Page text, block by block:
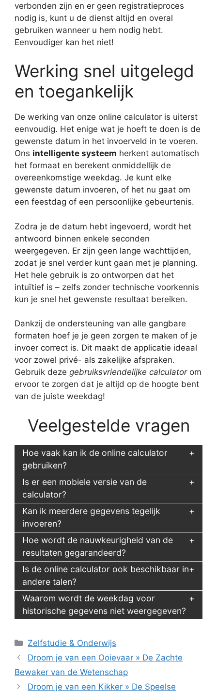
verbonden zijn en er geen registratieproces
nodig is, kunt u de dienst altijd en overal
gebruiken wanneer u hem nodig hebt.
Eenvoudiger kan het niet!
Werking snel uitgelegd
en toegankelijk
De werking van onze online calculator is uiterst
eenvoudig. Het enige wat je hoeft te doen is de
gewenste datum in het invoerveld in te voeren.
Ons intelligente systeem herkent automatisch
het formaat en berekent onmiddellijk de
overeenkomstige weekdag. Je kunt elke
gewenste datum invoeren, of het nu gaat om
een feestdag of een persoonlijke gebeurtenis.
Zodra je de datum hebt ingevoerd, wordt het
antwoord binnen enkele seconden
weergegeven. Er zijn geen lange wachttijden,
zodat je snel verder kunt gaan met je planning.
Het hele gebruik is zo ontworpen dat het
intuïtief is – zelfs zonder technische voorkennis
kun je snel het gewenste resultaat bereiken.
Dankzij de ondersteuning van alle gangbare
formaten hoef je je geen zorgen te maken of je
invoer correct is. Dit maakt de applicatie ideaal
voor zowel privé- als zakelijke afspraken.
Gebruik deze gebruiksvriendelijke calculatorom
ervoor te zorgen dat je altijd op de hoogte bent
van de juiste weekdag!
Veelgestelde vragen
Hoe vaak kan ik de online calculator
gebruiken?
Is er een mobiele versie van de
calculator?
Kan ik meerdere gegevens tegelijk
invoeren?
Hoe wordt de nauwkeurigheid van de
resultaten gegarandeerd?
Is de online calculator ook beschikbaar in
andere talen?
Waarom wordt de weekdag voor
historische gegevens niet weergegeven?
Categorieën
Zelfstudie & Onderwijs
Droom je van een Ooievaar » De Zachte
Bewaker van de Wetenschap
Droom je van een Kikker » De Speelse